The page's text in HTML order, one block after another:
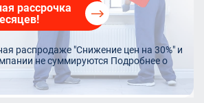
рассрочка
распродаже "Снижение цен на 30%" и
не суммируются Подробнее о